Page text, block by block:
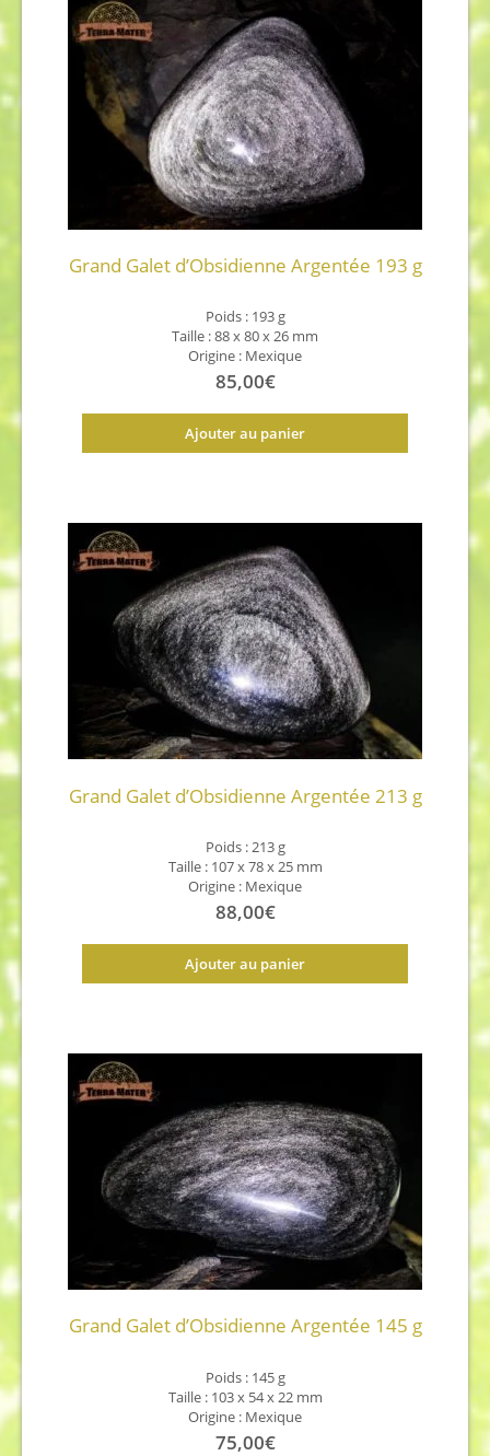
Grand Galet d’Obsidienne Argentée 193 g
Poids :193 g
Taille :88 x 80 x 26 mm
Origine : Mexique
85,00€
Ajouter au panier
Grand Galet d’Obsidienne Argentée 213 g
Poids :213 g
Taille :107 x 78 x 25 mm
Origine : Mexique
88,00€
Ajouter au panier
Grand Galet d’Obsidienne Argentée 145 g
Poids :145 g
Taille :103 x 54 x 22 mm
Origine : Mexique
75,00€